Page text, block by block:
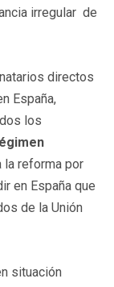
irregular de
directos
España,
los
la reforma por
en España que
de la Unión
situación